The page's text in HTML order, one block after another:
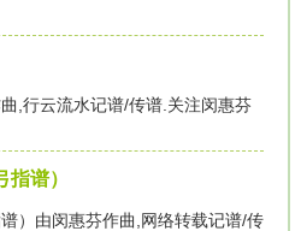
,行云流水记谱/传谱.关注闵惠芬
谱）
）由闵惠芬作曲,网络转载记谱/传